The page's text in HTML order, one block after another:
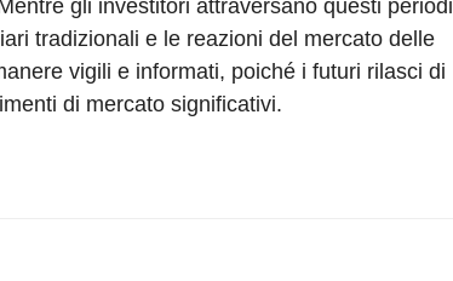
gli investitori attraversano questi periodi
tradizionali e le reazioni del mercato delle
vigili e informati, poiché i futuri rilasci di
di mercato significativi.